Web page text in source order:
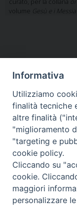
volume Gesù e i
Esami
2018-19
Informativa
Utilizziamo
finalità tecniche
altre finalità
"miglioramento
"targeting e
cookie policy.
Cliccando su
cookie.
maggiori
personalizzare